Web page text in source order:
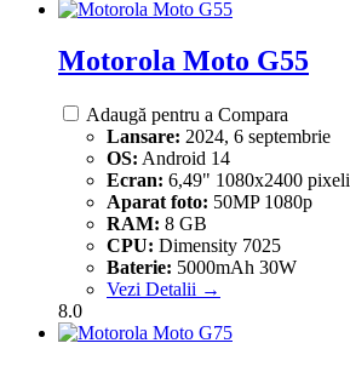
Motorola Moto G55
Adaugă pentru a Compara
Lansare: 2024, 6 septembrie
OS: Android 14
Ecran: 6,49" 1080x2400 pixeli
Aparat foto: 50MP 1080p
RAM: 8 GB
CPU: Dimensity 7025
Baterie: 5000mAh 30W
Vezi Detalii →
8.0